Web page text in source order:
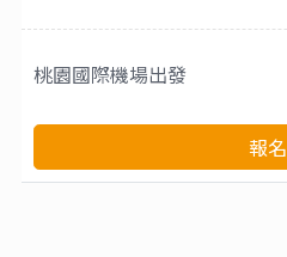
桃園國際機場出發
報名